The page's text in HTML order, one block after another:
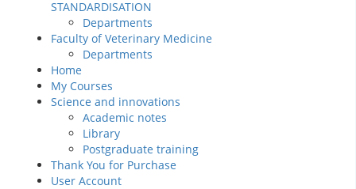
STANDARDISATION
Departments
Faculty of Veterinary Medicine
Departments
Home
My Courses
Science and innovations
Academic notes
Library
Postgraduate training
Thank You for Purchase
User Account